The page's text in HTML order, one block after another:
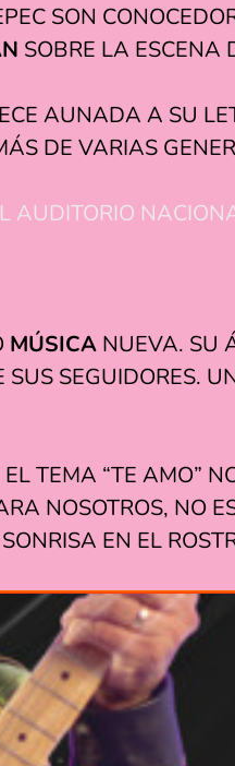
SON
SOBRE LA ESCENA
AUNADA A SU
DE VARIAS
AUDITORIO
MÚSICA NUEVA. SU
SEGUIDORES.
TEMA “TE AMO”
NOSOTROS, NO
EN EL